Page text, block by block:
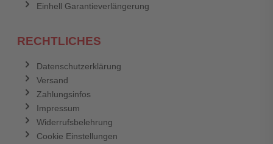
Einhell Garantieverlängerung
RECHTLICHES
Datenschutzerklärung
Versand
Zahlungsinfos
Impressum
Widerrufsbelehrung
Cookie Einstellungen